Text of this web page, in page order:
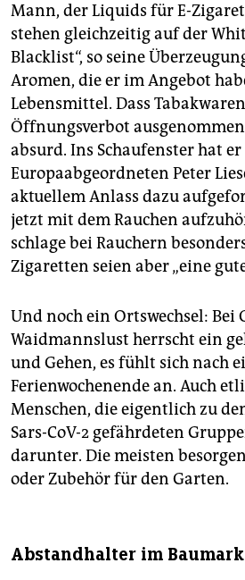
Mann, der Liquids für E-
stehen gleichzeitig auf der
Blacklist“, so seine
Aromen, die er im Angebot
Lebensmittel. Dass
Öffnungsverbot
absurd. Ins Schaufenster hat
Europaabgeordneten Peter
aktuellem Anlass dazu
jetzt mit dem Rauchen
schlage bei Rauchern
Zigaretten seien aber „eine
Und noch ein Ortswechsel: Bei
Waidmannslust herrscht ein
und Gehen, es fühlt sich nach
Ferienwochenende an. Auch
Menschen, die eigentlich zu
Sars-CoV-2 gefährdeten
darunter. Die meisten
oder Zubehör für den Garten.
Abstandhalter im